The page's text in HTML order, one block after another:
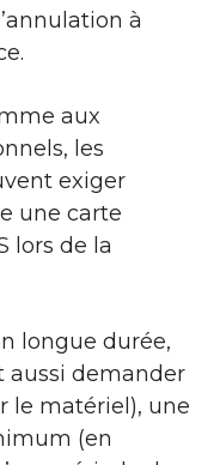
à
aux
les
exiger
une carte
lors de la
longue durée,
aussi demander
le matériel), une
(en